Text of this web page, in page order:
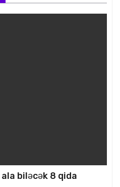
ala biləcək 8 qida